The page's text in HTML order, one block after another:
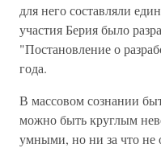
для него составляли
участия Берия было
"Постановление о
года.
В массовом сознании
можно быть круглым
умными, но ни за что